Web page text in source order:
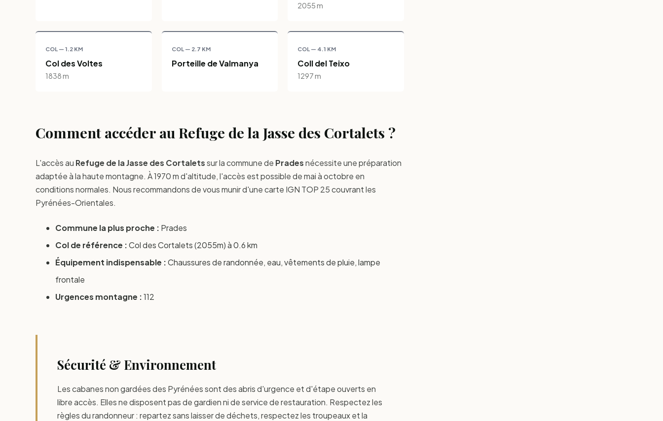
2055 m
COL — 1.2 KM
Col des Voltes
1838 m
COL — 2.7 KM
Porteille de Valmanya
COL — 4.1 KM
Coll del Teixo
1297 m
Comment accéder au Refuge de la Jasse des Cortalets ?
L'accès au Refuge de la Jasse des Cortaletssur la commune de Pradesnécessite une préparation
adaptée à la haute montagne. À 1970 m d'altitude, l'accès est possible de mai à octobre en
conditions normales. Nous recommandons de vous munir d'une carte IGN TOP 25 couvrant les
Pyrénées-Orientales.
Commune la plus proche : Prades
Col de référence :Col des Cortalets (2055m) à 0.6 km
Équipement indispensable :Chaussures de randonnée, eau, vêtements de pluie, lampe
frontale
Urgences montagne :112
Sécurité & Environnement
Les cabanes non gardées des Pyrénées sont des abris d'urgence et d'étape ouverts en
libre accès. Elles ne disposent pas de gardien ni de service de restauration. Respectez les
règles du randonneur : repartez sans laisser de déchets, respectez les troupeaux et la